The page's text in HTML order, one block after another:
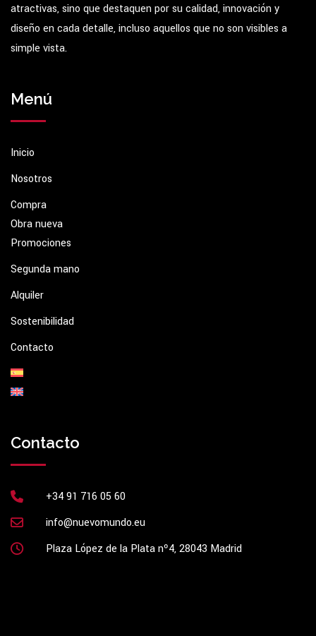
atractivas, sino que destaquen por su calidad, innovación y
diseño en cada detalle, incluso aquellos que no son visibles a
simple vista.
Menú
Inicio
Nosotros
Compra
Obra nueva
Promociones
Segunda mano
Alquiler
Sostenibilidad
Contacto
Contacto
+34 91 716 05 60
info@nuevomundo.eu
Plaza López de la Plata nº4, 28043 Madrid